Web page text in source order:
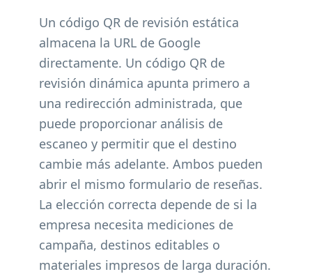
Un código QR de revisión estática
almacena la URL de Google
directamente. Un código QR de
revisión dinámica apunta primero a
una redirección administrada, que
puede proporcionar análisis de
escaneo y permitir que el destino
cambie más adelante. Ambos pueden
abrir el mismo formulario de reseñas.
La elección correcta depende de si la
empresa necesita mediciones de
campaña, destinos editables o
materiales impresos de larga duración.